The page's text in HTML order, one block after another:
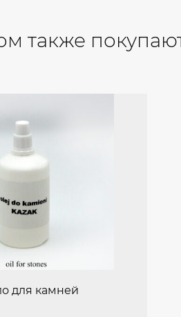
также
для камней